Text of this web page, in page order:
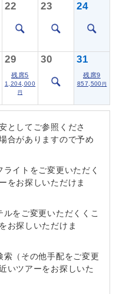
22 23 24
29
残席5
1,204,000
円
30 31
残席9
857,500 円
としてご参照くださ
合がありますので予め
イトをご変更いただく
をお探しいただけま
をご変更いただくくこ
お探しいただけま
索（その他手配をご変更
いツアーをお探しいた